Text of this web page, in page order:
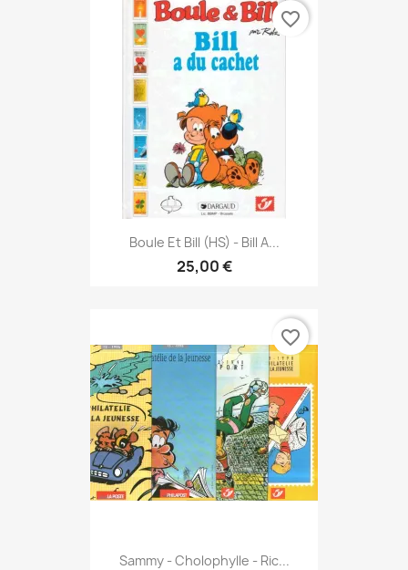
Boule Et Bill (HS) - Bill A...
25,00 €
favorite_border
Sammy - Cholophylle - Ric...
favorite_border